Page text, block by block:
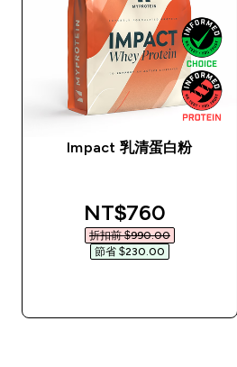
Impact 乳清蛋白粉
discounted price
NT$760‎
折扣前 $990.00‎
節省 $230.00‎